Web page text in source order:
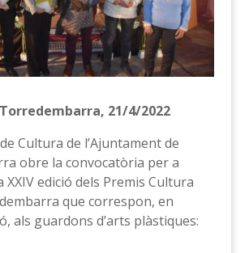
Torredembarra, 21/4/2022
Cultura de l’Ajuntament de
obre la convocatòria per a
edició dels Premis Cultura
que correspon, en
als guardons d’arts plàstiques: